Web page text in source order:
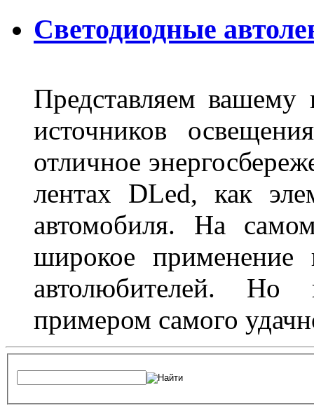
Светодиодные
Представляем
источников
отличное
лентах DLed, как
автомобиля. На
широкое
автолюбителей. Но
примером самого